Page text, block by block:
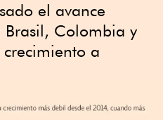
el avance
Colombia y
a